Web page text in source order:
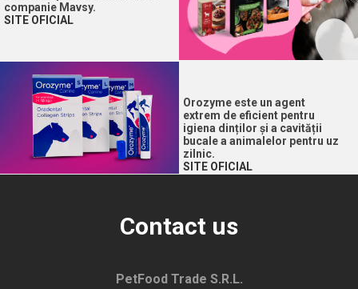
companie Mavsy.
SITE OFICIAL
Orozyme este un agent
extrem de eficient pentru
igiena dinților și a cavității
bucale a animalelor pentru uz
zilnic.
SITE OFICIAL
Contact us
PetFood Trade S.R.L.